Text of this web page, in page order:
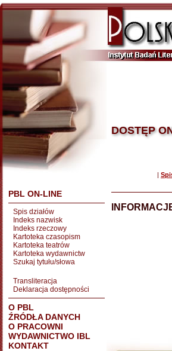
PBL ON-LINE
Spis działów
Indeks nazwisk
Indeks rzeczowy
Kartoteka czasopism
Kartoteka teatrów
Kartoteka wydawnictw
Szukaj tytułu/słowa
Transliteracja
Deklaracja dostępności
O PBL
ŹRÓDŁA DANYCH
O PRACOWNI
WYDAWNICTWO IBL
KONTAKT
DOSTĘP
|